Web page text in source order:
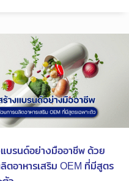
บรนด์อย่างมืออาชีพ ด้วย
ตอาหารเสริม OEM ที่มีสูตร